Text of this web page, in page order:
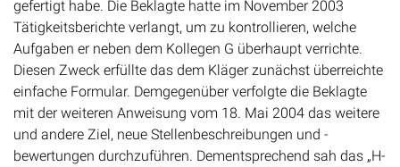
gefertigt habe. Die Beklagte hatte im November 2003
Tätigkeitsberichte verlangt, um zu kontrollieren, welche
Aufgaben er neben dem Kollegen G überhaupt verrichte.
Diesen Zweck erfüllte das dem Kläger zunächst überreichte
einfache Formular. Demgegenüber verfolgte die Beklagte
mit der weiteren Anweisung vom 18. Mai 2004 das weitere
und andere Ziel, neue Stellenbeschreibungen und -
bewertungen durchzuführen. Dementsprechend sah das „H-